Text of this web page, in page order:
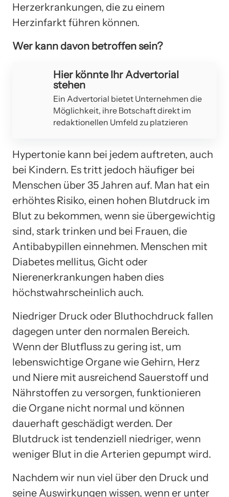
Herzerkrankungen, die zu einem
Herzinfarkt führen können.
Wer kann davon betroffen sein?
Hier könnte Ihr Advertorial
stehen
Ein Advertorial bietet Unternehmen die
Möglichkeit, ihre Botschaft direkt im
redaktionellen Umfeld zu platzieren
Hypertonie kann bei jedem auftreten, auch
bei Kindern. Es tritt jedoch häufiger bei
Menschen über 35 Jahren auf. Man hat ein
erhöhtes Risiko, einen hohen Blutdruck im
Blut zu bekommen, wenn sie übergewichtig
sind, stark trinken und bei Frauen, die
Antibabypillen einnehmen. Menschen mit
Diabetes mellitus, Gicht oder
Nierenerkrankungen haben dies
höchstwahrscheinlich auch.
Niedriger Druck oder Bluthochdruck fallen
dagegen unter den normalen Bereich.
Wenn der Blutfluss zu gering ist, um
lebenswichtige Organe wie Gehirn, Herz
und Niere mit ausreichend Sauerstoff und
Nährstoffen zu versorgen, funktionieren
die Organe nicht normal und können
dauerhaft geschädigt werden. Der
Blutdruck ist tendenziell niedriger, wenn
weniger Blut in die Arterien gepumpt wird.
Nachdem wir nun viel über den Druck und
seine Auswirkungen wissen, wenn er unter